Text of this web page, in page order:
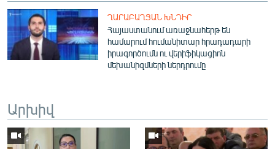
ՀԵՏԵՎԵՔ ՄԵԶ
«Ազատության» բոլոր կայքերը
ՂԱՐԱԲԱՂՅԱՆ ԽՆԴԻՐ
Հայաստանում առաջնահերթ են
համարում հումանիտար հրադադարի
իրագործումն ու վերիֆիկացիոն
մեխանիզմների ներդրումը
Արխիվ